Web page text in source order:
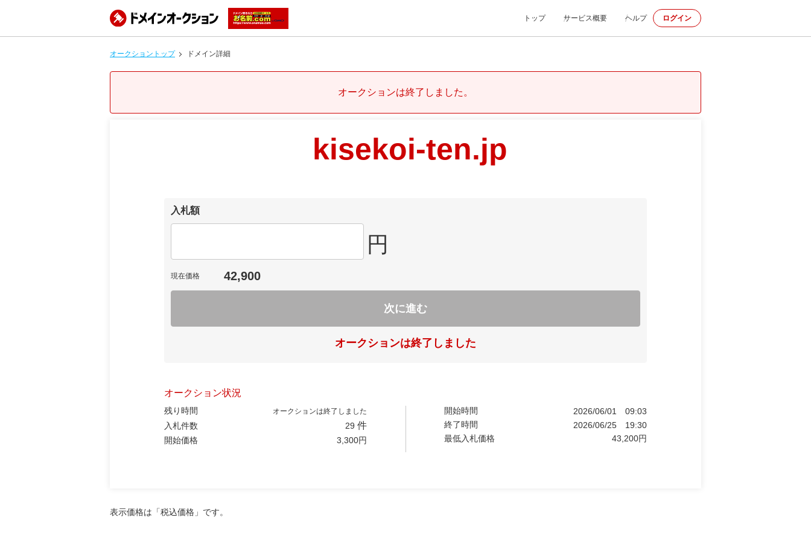
トップ サービス概要 ヘルプ ログイン
オークショントップ ドメイン詳細
オークションは終了しました。
kisekoi-ten.jp
入札額
円
現在価格 42,900
次に進む
オークションは終了しました
オークション状況
残り時間 オークションは終了しました
入札件数 29 件
開始価格 3,300円
開始時間 2026/06/01
09:03
終了時間
2026/06/25
19:30
最低入札価格
43,200円
表示価格は「税込価格」です。